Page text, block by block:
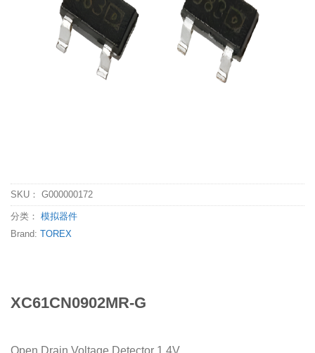
SKU： G000000172
分类： 模拟器件
Brand: TOREX
XC61CN0902MR-G
Open Drain Voltage Detector 1 4V